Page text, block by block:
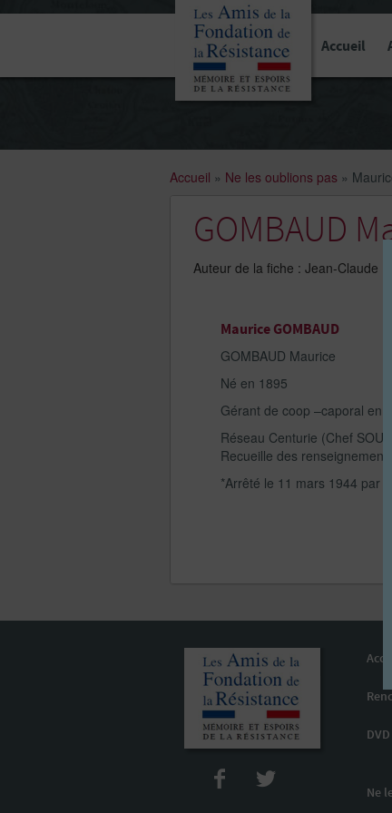
Accueil
Accueil » Ne les oublions pas »
GOMBAUD
Auteur de la fiche : Jean-Claude
Maurice GOMBAUD
GOMBAUD Maurice
Né en 1895
Gérant de coop –caporal en
Réseau Centurie (Chef
Recueille des
*Arrêté le 11 mars 1944 par
DVD
Ne
Panneau de gestion des cookies